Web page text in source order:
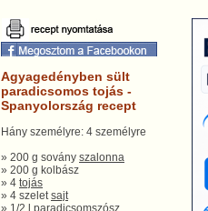
Agyagedényben sült
paradicsomos tojás -
Spanyolország recept
Hány személyre: 4 személyre
» 200 g sovány szalonna
» 200 g kolbász
» 4 tojás
» 4 szeletsajt
» 1/2 l paradicsomszósz